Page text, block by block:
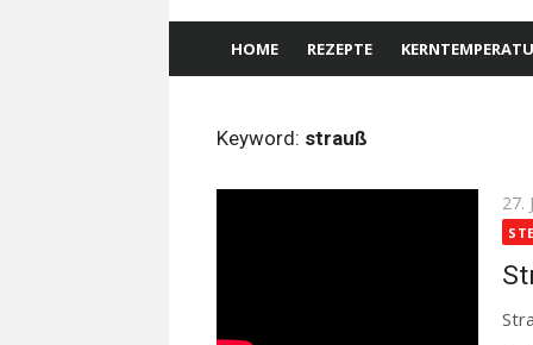
HOME REZEPTE
Keyword: strauß
on
27.